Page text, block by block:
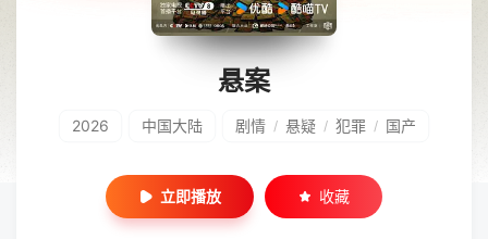
悬案
2026 中国大陆 剧情 / 悬疑 / 犯罪 / 国产
立即播放 收藏